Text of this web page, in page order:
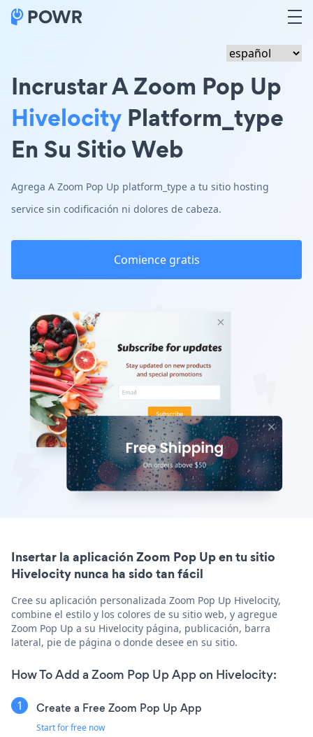
Incrustar A Zoom Pop Up
Hivelocity Platform_type
En Su Sitio Web
Agrega A Zoom Pop Up platform_type a tu sitio hosting
service sin codificación ni dolores de cabeza.
Comience gratis
Insertar la aplicación Zoom Pop Up en tu sitio
Hivelocity nunca ha sido tan fácil
Cree su aplicación personalizada Zoom Pop Up Hivelocity,
combine el estilo y los colores de su sitio web, y agregue
Zoom Pop Up a su Hivelocity página, publicación, barra
lateral, pie de página o donde desee en su sitio.
How To Add a Zoom Pop Up App on Hivelocity:
Create a Free Zoom Pop Up App
Start for free now